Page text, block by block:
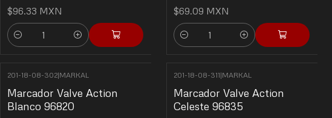
$96.33 MXN
Cantidad
$69.09 MXN
Cantidad
201-18-08-302|MARKAL
Marcador Valve Action
Blanco 96820
201-18-08-311|MARKAL
Marcador Valve Action
Celeste 96835